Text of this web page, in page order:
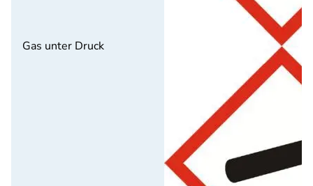
Gas unter Druck